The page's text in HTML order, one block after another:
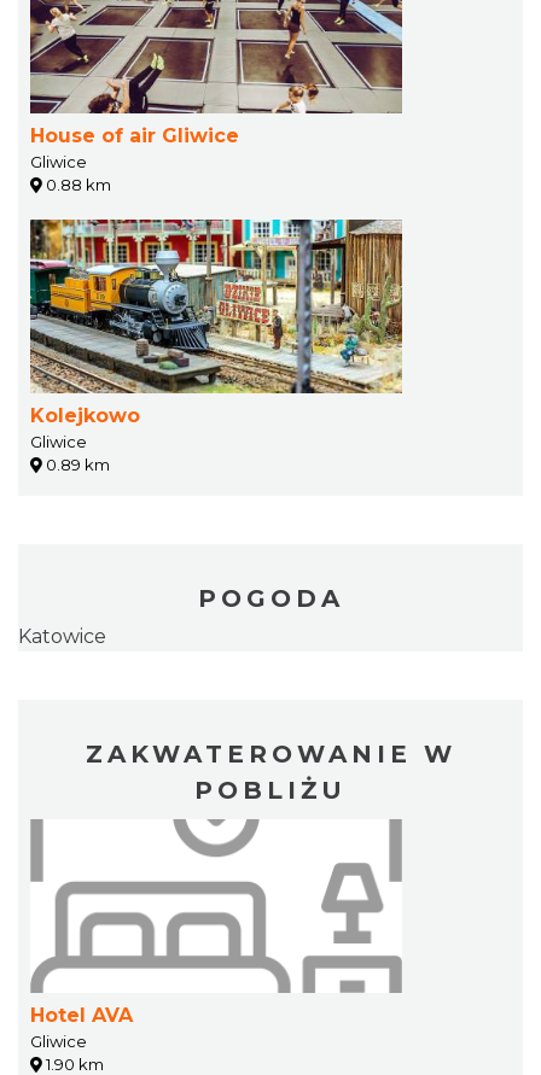
House of air Gliwice
Gliwice
0.88 km
Kolejkowo
Gliwice
0.89 km
POGODA
Katowice
ZAKWATEROWANIE W
POBLIŻU
Hotel AVA
Gliwice
1.90 km